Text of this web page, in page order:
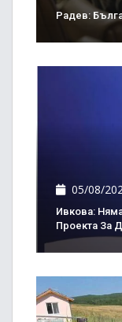
Радев:
05/08/
Ивкова:
Проекта За